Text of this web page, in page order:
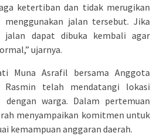
ketertiban dan tidak merugikan
menggunakan jalan tersebut. Jika
jalan dapat dibuka kembali agar
ujarnya.
Muna Asrafil bersama Anggota
Rasmin telah mendatangi lokasi
warga. Dalam pertemuan
menyampaikan komitmen untuk
kemampuan anggaran daerah.